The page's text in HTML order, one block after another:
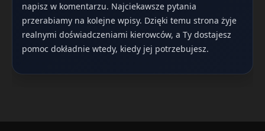
napisz w komentarzu. Najciekawsze pytania
przerabiamy na kolejne wpisy. Dzięki temu strona żyje
realnymi doświadczeniami kierowców, a Ty dostajesz
pomoc dokładnie wtedy, kiedy jej potrzebujesz.